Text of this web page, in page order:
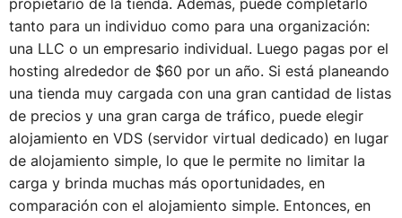
propietario de la tienda. Además, puede completarlo
tanto para un individuo como para una organización:
una LLC o un empresario individual. Luego pagas por el
hosting alrededor de $60 por un año. Si está planeando
una tienda muy cargada con una gran cantidad de listas
de precios y una gran carga de tráfico, puede elegir
alojamiento en VDS (servidor virtual dedicado) en lugar
de alojamiento simple, lo que le permite no limitar la
carga y brinda muchas más oportunidades, en
comparación con el alojamiento simple. Entonces, en